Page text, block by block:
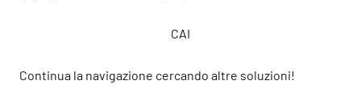
CAI
Continua la navigazione cercando altre soluzioni!